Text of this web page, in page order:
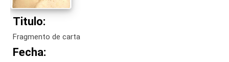
Titulo:
Fragmento de carta
Fecha: